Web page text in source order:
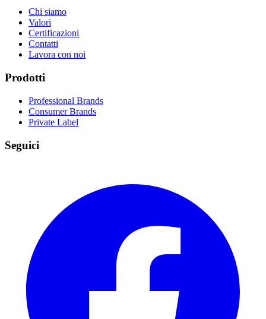
Chi siamo
Valori
Certificazioni
Contatti
Lavora con noi
Prodotti
Professional Brands
Consumer Brands
Private Label
Seguici